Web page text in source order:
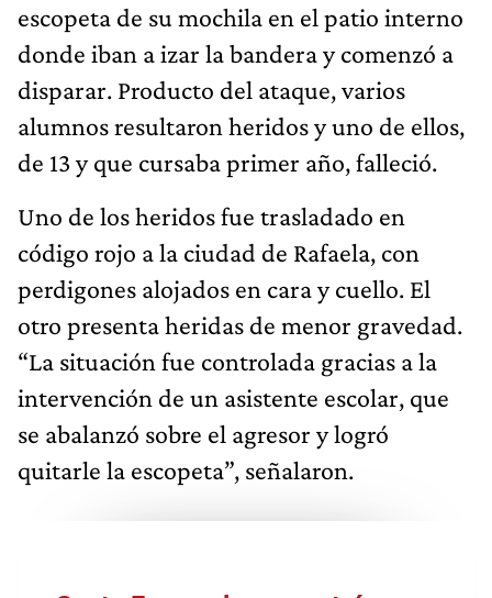
escopeta de su mochila en el patio interno
donde iban a izar la bandera y comenzó a
disparar. Producto del ataque, varios
alumnos resultaron heridos y uno de ellos,
de 13 y que cursaba primer año, falleció.
Uno de los heridos fue trasladado en
código rojo a la ciudad de Rafaela, con
perdigones alojados en cara y cuello. El
otro presenta heridas de menor gravedad.
“La situación fue controlada gracias a la
intervención de un asistente escolar, que
se abalanzó sobre el agresor y logró
quitarle la escopeta”, señalaron.